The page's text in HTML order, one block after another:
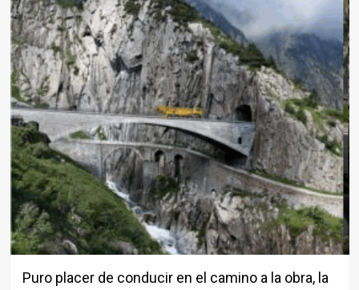
Puro placer de conducir en el camino a la obra, la